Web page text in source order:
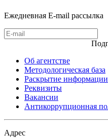
Ежедневная E-mail рассылка
Об агентстве
Методологическая база
Раскрытие информации
Реквизиты
Вакансии
Антикоррупционная
Адрес